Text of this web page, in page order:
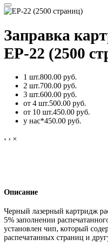
Заправка
EP-22 (2500
1 шт.800.00 руб.
2 шт.700.00 руб.
3 шт.600.00 руб.
от 4 шт.500.00 руб.
от 10 шт.450.00 руб.
у нас*450.00 руб.
‹ › ×
Описание
Черный лазерный картридж
5% заполнении
установлен чип, который
распечатанных страниц и